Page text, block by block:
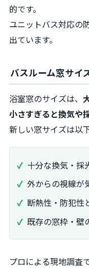
的です。
ユニットバス対応の
出ています。
バスルーム窓サイ
浴室窓のサイズは、
小さすぎると換気や
新しい窓サイズは以
十分な換気・採
外からの視線が
断熱性・防犯性
既存の窓枠・壁
プロによる現地調査